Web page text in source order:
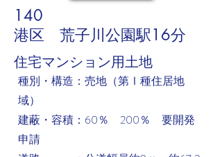
140
港区 荒子川公園駅16分
​住宅マンション用土地
​種別・構造：売地（第Ⅰ種住居地
域）
建蔽・容積：60％ 200％ 要開発
申請